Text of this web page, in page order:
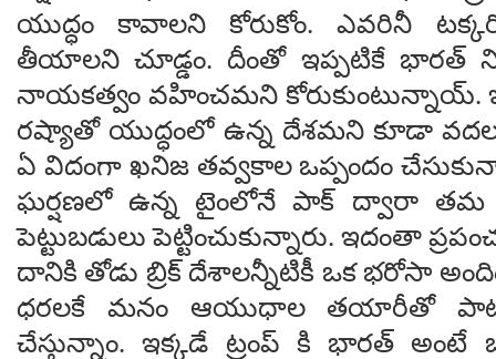
యుద్ధం కావాల‌ని కోరుకోం. ఎవ‌రినీ
తీయాల‌ని చూడ్డం. దీంతో ఇప్ప‌టికే భార‌త్ ని
నాయ‌క‌త్వం వ‌హించ‌మ‌ని కోరుకుంటున్నాయ్.
ర‌ష్యాతో యుద్ధంలో ఉన్న దేశ‌మ‌ని కూడా
ఏ విదంగా ఖ‌నిజ త‌వ్వ‌కాల ఒప్పందం
ఘ‌ర్ష‌ణ‌లో ఉన్న టైంలోనే పాక్ ద్వారా త‌మ
పెట్టుబ‌డులు పెట్టించుకున్నారు. ఇదంతా
దానికి తోడు బ్రిక్ దేశాలన్నీటికీ ఒక భ‌రోసా
ధ‌ర‌ల‌కే మ‌నం ఆయుధాల త‌యారీతో
చేస్తున్నాం. ఇక్క‌డే ట్రంప్ కి భార‌త్ అంటే